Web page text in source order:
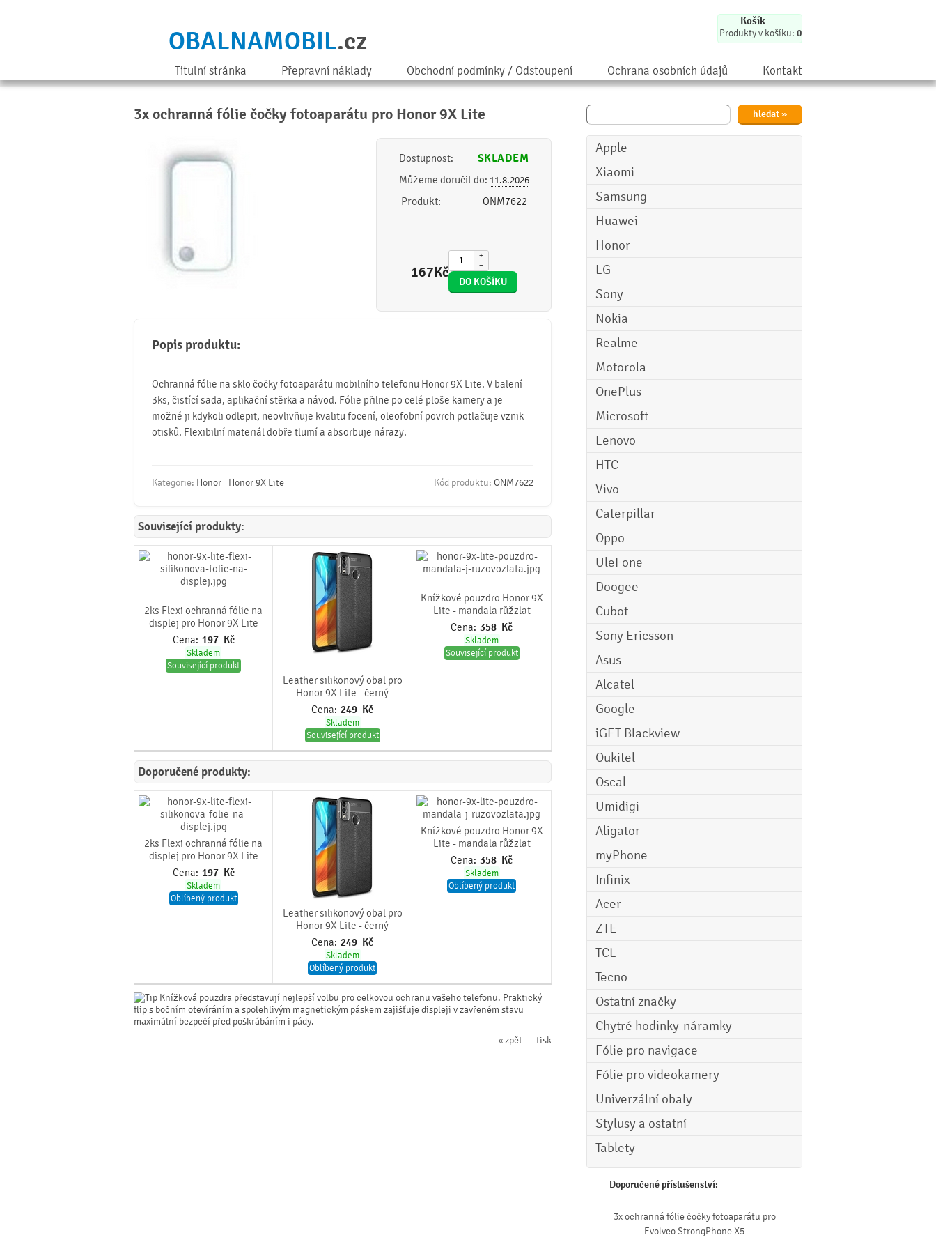
Košík
Produkty v košíku: 0
OBALNAMOBIL.cz
Titulní stránka Přepravní náklady Obchodní podmínky / Odstoupení Ochrana osobních údajů Kontakt
Apple
Xiaomi
Samsung
Huawei
Honor
LG
Sony
Nokia
Realme
Motorola
OnePlus
Microsoft
Lenovo
HTC
Vivo
Caterpillar
Oppo
UleFone
Doogee
Cubot
Sony Ericsson
Asus
Alcatel
Google
iGET Blackview
Oukitel
Oscal
Umidigi
Aligator
myPhone
Infinix
Acer
ZTE
TCL
Tecno
Ostatní značky
Chytré hodinky-náramky
Fólie pro navigace
Fólie pro videokamery
Univerzální obaly
Stylusy a ostatní
Tablety
Doporučené příslušenství:
3x ochranná fólie čočky fotoaparátu pro
Evolveo StrongPhone X5
3x ochranná fólie čočky fotoaparátu pro Honor 9X Lite
Dostupnost: SKLADEM
Můžeme doručit do: 11.8.2026
Produkt: ONM7622
167Kč
+
−
Popis produktu:
Ochranná fólie na sklo čočky fotoaparátu mobilního telefonu Honor 9X Lite. V balení
3ks, čistící sada, aplikační stěrka a návod. Fólie přilne po celé ploše kamery a je
možné ji kdykoli odlepit, neovlivňuje kvalitu focení, oleofobní povrch potlačuje vznik
otisků. Flexibilní materiál dobře tlumí a absorbuje nárazy.
Kategorie: Honor Honor 9X Lite Kód produktu: ONM7622
Související produkty:
2ks Flexi ochranná fólie na
displej pro Honor 9X Lite
Cena: 197 Kč
Skladem
Související produkt
Leather silikonový obal pro
Honor 9X Lite - černý
Cena: 249 Kč
Skladem
Související produkt
Knížkové pouzdro Honor 9X
Lite - mandala růžzlat
Cena: 358 Kč
Skladem
Související produkt
Doporučené produkty:
2ks Flexi ochranná fólie na
displej pro Honor 9X Lite
Cena: 197 Kč
Skladem
Oblíbený produkt
Leather silikonový obal pro
Honor 9X Lite - černý
Cena: 249 Kč
Skladem
Oblíbený produkt
Knížkové pouzdro Honor 9X
Lite - mandala růžzlat
Cena: 358 Kč
Skladem
Oblíbený produkt
Knížková pouzdra představují nejlepší volbu pro celkovou ochranu vašeho telefonu. Praktický
flip s bočním otevíráním a spolehlivým magnetickým páskem zajišťuje displeji v zavřeném stavu
maximální bezpečí před poškrábáním i pády.
tisk
« zpět